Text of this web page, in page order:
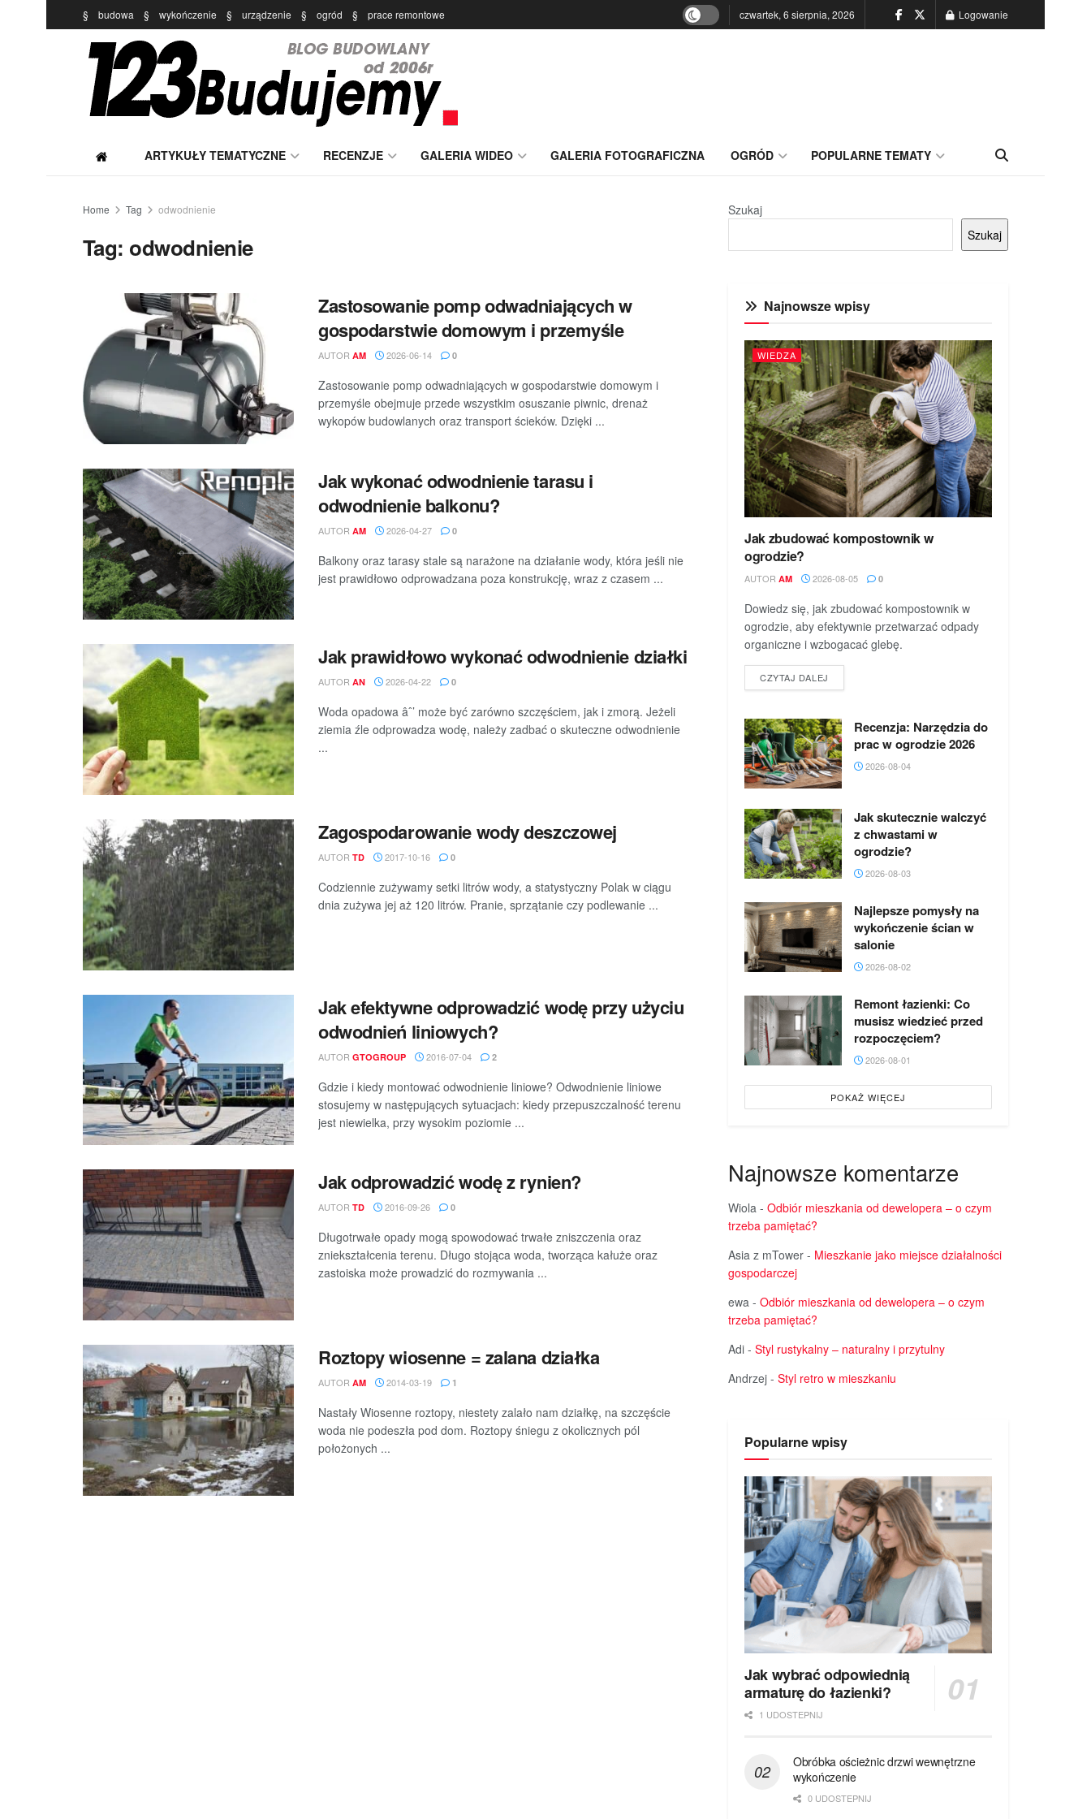
§ budowa § wykończenie § urządzenie § ogród § prace remontowe czwartek, 6 sierpnia, 2026 Logowanie
ARTYKUŁY TEMATYCZNE RECENZJE GALERIA WIDEO GALERIA FOTOGRAFICZNA OGRÓD POPULARNE TEMATY
Home Tag odwodnienie
Tag: odwodnienie
Zastosowanie pomp odwadniających w
gospodarstwie domowym i przemyśle
AUTOR AM 2026-06-14 0
Zastosowanie pomp odwadniających w gospodarstwie domowym i
przemyśle obejmuje przede wszystkim osuszanie piwnic, drenaż
wykopów budowlanych oraz transport ścieków. Dzięki ...
Jak wykonać odwodnienie tarasu i
odwodnienie balkonu?
AUTOR AM 2026-04-27 0
Balkony oraz tarasy stale są narażone na działanie wody, która jeśli nie
jest prawidłowo odprowadzana poza konstrukcję, wraz z czasem ...
Jak prawidłowo wykonać odwodnienie działki
AUTOR AN 2026-04-22 0
Woda opadowa âˆ’ może być zarówno szczęściem, jak i zmorą. Jeżeli
ziemia źle odprowadza wodę, należy zadbać o skuteczne odwodnienie
...
Zagospodarowanie wody deszczowej
AUTOR TD 2017-10-16 0
Codziennie zużywamy setki litrów wody, a statystyczny Polak w ciągu
dnia zużywa jej aż 120 litrów. Pranie, sprzątanie czy podlewanie ...
Jak efektywne odprowadzić wodę przy użyciu
odwodnień liniowych?
AUTOR GTOGROUP 2016-07-04 2
Gdzie i kiedy montować odwodnienie liniowe? Odwodnienie liniowe
stosujemy w następujących sytuacjach: kiedy przepuszczalność terenu
jest niewielka, przy wysokim poziomie ...
Jak odprowadzić wodę z rynien?
AUTOR TD 2016-09-26 0
Długotrwałe opady mogą spowodować trwałe zniszczenia oraz
zniekształcenia terenu. Długo stojąca woda, tworząca kałuże oraz
zastoiska może prowadzić do rozmywania ...
Roztopy wiosenne = zalana działka
AUTOR AM 2014-03-19 1
Nastały Wiosenne roztopy, niestety zalało nam działkę, na szczęście
woda nie podeszła pod dom. Roztopy śniegu z okolicznych pól
położonych ...
Szukaj
Szukaj
Najnowsze wpisy
WIEDZA
Jak zbudować kompostownik w
ogrodzie?
AUTOR AM 2026-08-05 0
Dowiedz się, jak zbudować kompostownik w
ogrodzie, aby efektywnie przetwarzać odpady
organiczne i wzbogacać glebę.
CZYTAJ DALEJ
Recenzja: Narzędzia do
prac w ogrodzie 2026
2026-08-04
Jak skutecznie walczyć
z chwastami w
ogrodzie?
2026-08-03
Najlepsze pomysły na
wykończenie ścian w
salonie
2026-08-02
Remont łazienki: Co
musisz wiedzieć przed
rozpoczęciem?
2026-08-01
POKAŻ WIĘCEJ
Najnowsze komentarze
Wiola - Odbiór mieszkania od dewelopera – o czym
trzeba pamiętać?
Asia z mTower - Mieszkanie jako miejsce działalności
gospodarczej
ewa - Odbiór mieszkania od dewelopera – o czym
trzeba pamiętać?
Adi - Styl rustykalny – naturalny i przytulny
Andrzej - Styl retro w mieszkaniu
Popularne wpisy
Jak wybrać odpowiednią
armaturę do łazienki?
1 UDOSTEPNIJ
Obróbka ościeżnic drzwi wewnętrzne
wykończenie
0 UDOSTEPNIJ